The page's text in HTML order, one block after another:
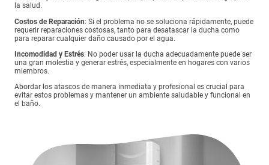
la salud.
Costos de Reparación: Si el problema no se soluciona rápidamente, puede
requerir reparaciones costosas, tanto para desatascar la ducha como
para reparar cualquier daño causado por el agua.
Incomodidad y Estrés: No poder usar la ducha adecuadamente puede ser
una gran molestia y generar estrés, especialmente en hogares con varios
miembros.
Abordar los atascos de manera inmediata y profesional es crucial para
evitar estos problemas y mantener un ambiente saludable y funcional en
el baño.